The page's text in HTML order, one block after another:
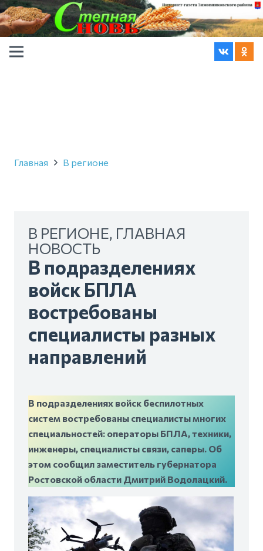
Главная В регионе
В РЕГИОНЕ, ГЛАВНАЯ
НОВОСТЬ
В подразделениях
войск БПЛА
востребованы
специалисты разных
направлений
В подразделениях войск беспилотных
систем востребованы специалисты многих
специальностей: операторы БПЛА, техники,
инженеры, специалисты связи, саперы. Об
этом сообщил заместитель губернатора
Ростовской области Дмитрий Водолацкий.